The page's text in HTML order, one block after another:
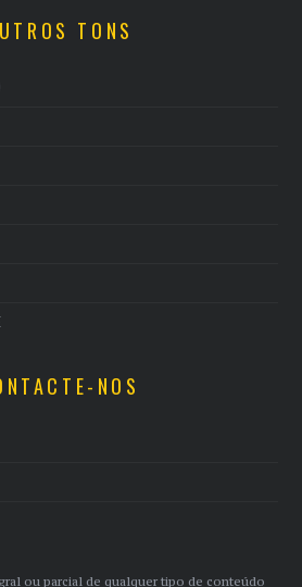
TONS
NOS
ou parcial de qualquer tipo de conteúdo